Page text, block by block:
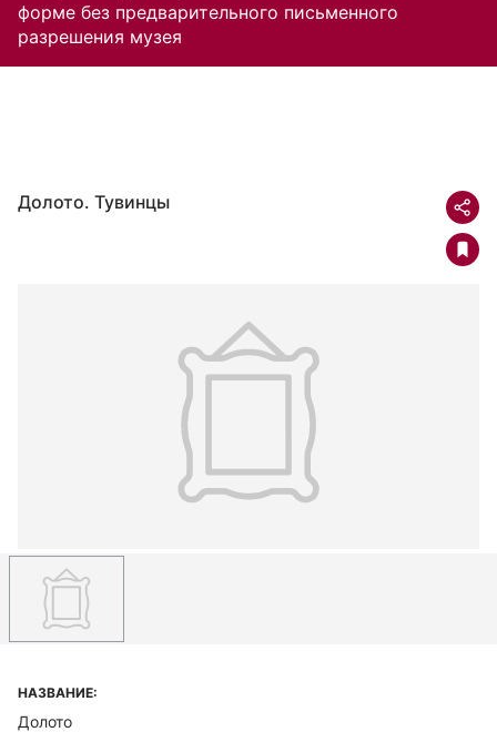
форме без предварительного письменного
разрешения музея
Долото. Тувинцы
НАЗВАНИЕ:
Долото